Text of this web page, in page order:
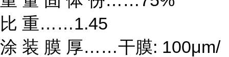
比 重……1.45
涂 装 膜 厚……干膜: 100μm/